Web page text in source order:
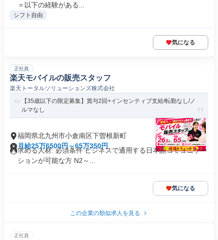
＝以下の経験がある...
シフト自由
気になる
正社員
楽天モバイルの販売スタッフ
楽天トータルソリューションズ株式会社
【35歳以下の限定募集】賞与2回+インセンティブ支給/転勤なし/ノ
ルマなし
福岡県北九州市小倉南区下曽根新町
月給25万6500円～65万350円
求める人材: 必須条件 ビジネスで通用する日本語コミュニケー
ションが可能な方 N2～...
気になる
この企業の類似求人を見る
正社員